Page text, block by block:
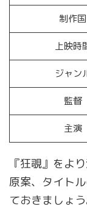
制作国
上映時
ジャン
監督
主演
『狂覗』をよ
原案、タイト
ておきましょう